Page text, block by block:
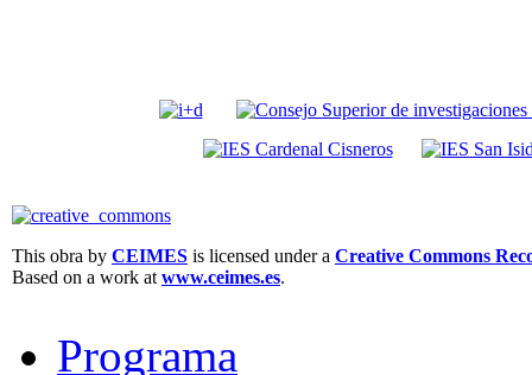
This obra by CEIMES is licensed under a Creative Commons
Based on a work at www.ceimes.es.
Programa